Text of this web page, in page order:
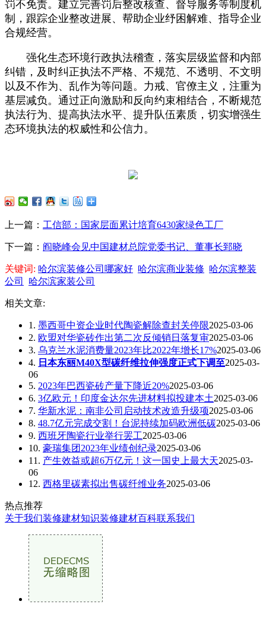
罚不免责。建立完善罚后整改核查、督导服务等制度机
制，跟踪企业整改进展、帮助企业纾困解难、指导企业
合规经营。
强化生态环境行政执法稽查，落实层级监督和内部
纠错，及时纠正执法不严格、不规范、不透明、不文明
以及不作为、乱作为等问题。力戒、官僚主义，注重为
基层减负。通过正向激励和反向约束相结合，不断规范
执法行为、提高执法水平、提升队伍素质，切实增强生
态环境执法的权威性和公信力。
上一篇： 工信部：国家层面累计培育6430家绿色工厂
下一篇： 阎晓峰会见中国建材总院党委书记、董事长郅晓
关键词: 哈尔滨装修公司哪家好 哈尔滨商业装修 哈尔滨整装
公司
哈尔滨家装公司
相关文章:
1. 墨西哥中资企业时代陶瓷解除查封关停限2025-03-06
2. 欧盟对华瓷砖作出第二次反倾销日落复审2025-03-06
3. 乌克兰水泥消费量2023年比2022年增长17%2025-03-06
4. 日本东丽M40X型碳纤维拉伸强度正式下调至2025-03-
06
5. 2023年巴西瓷砖产量下降近20%2025-03-06
6. 3亿欧元！印度金达尔先进材料拟投建本土2025-03-06
7. 华新水泥：南非公司启动技术改造升级项2025-03-06
8. 48.7亿元完成交割！台泥持续加码欧洲低碳2025-03-06
9. 西班牙陶瓷行业举行罢工2025-03-06
10. 豪瑞集团2023年业绩创纪录2025-03-06
11. 产生效益或超6万亿元！这一国史上最大天2025-03-
06
12. 西格里碳素拟出售碳纤维业务2025-03-06
热点推荐
关于我们装修建材知识装修建材百科联系我们